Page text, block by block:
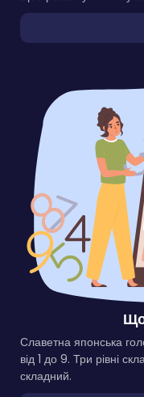
Славетна японська
від 1 до 9. Три рівні
складний.